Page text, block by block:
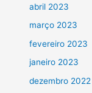
abril 2023
março 2023
fevereiro 2023
janeiro 2023
dezembro 2022